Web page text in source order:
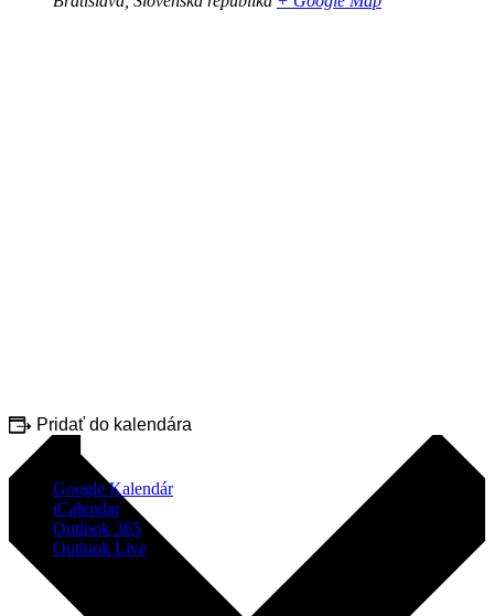
Pridať do kalendára
Google Kalendár
iCalendar
Outlook 365
Outlook Live